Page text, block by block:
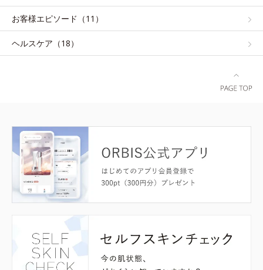
お客様エピソード（11）
ヘルスケア（18）